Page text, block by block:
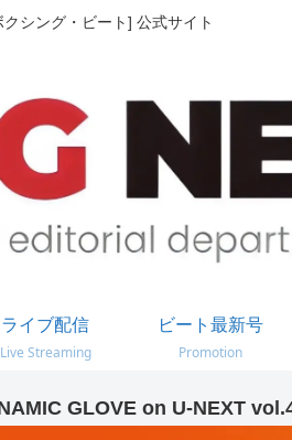
シング・ビート] 公式サイト
ライブ配信
Live Streaming
ビート最新号
Promotion
GLOVE on U-NEXT